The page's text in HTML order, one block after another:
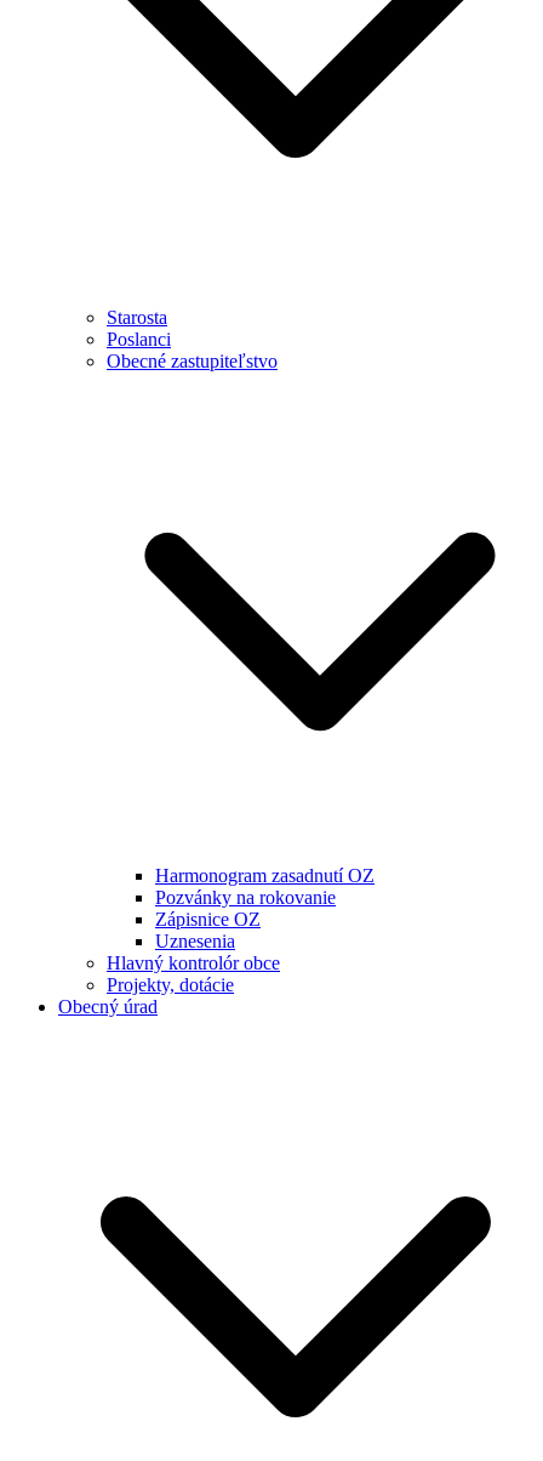
Starosta
Poslanci
Obecné zastupiteľstvo
Harmonogram zasadnutí OZ
Pozvánky na rokovanie
Zápisnice OZ
Uznesenia
Hlavný kontrolór obce
Projekty, dotácie
Obecný úrad